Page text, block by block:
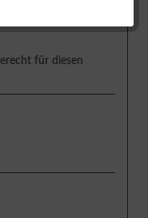
für diesen